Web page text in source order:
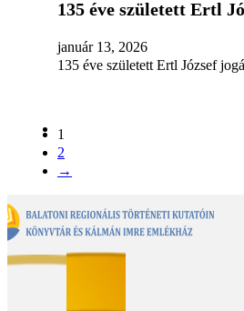
135 éve született Ertl
január 13, 2026
135 éve született Ertl József
1
2
→